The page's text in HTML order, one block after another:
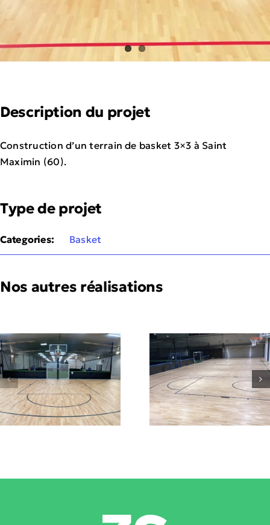
Description du projet
Construction d’un terrain de basket 3×3 à Saint
Maximin (60).
Type de projet
Categories: Basket
Nos autres réalisations
Terrain
basket 3×3
Lausanne
(Suisse)
Terrain
basket